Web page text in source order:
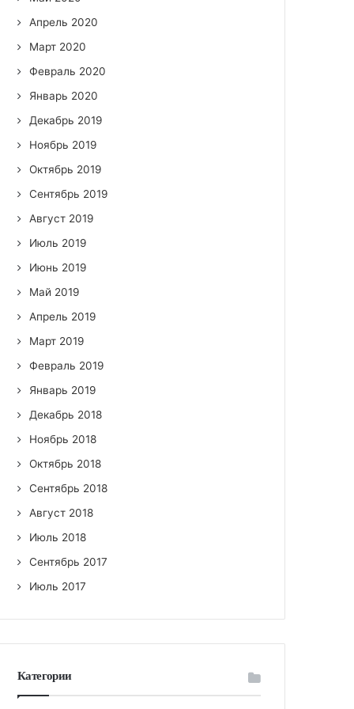
Апрель 2020
Март 2020
Февраль 2020
Январь 2020
Декабрь 2019
Ноябрь 2019
Октябрь 2019
Сентябрь 2019
Август 2019
Июль 2019
Июнь 2019
Май 2019
Апрель 2019
Март 2019
Февраль 2019
Январь 2019
Декабрь 2018
Ноябрь 2018
Октябрь 2018
Сентябрь 2018
Август 2018
Июль 2018
Сентябрь 2017
Июль 2017
Категории